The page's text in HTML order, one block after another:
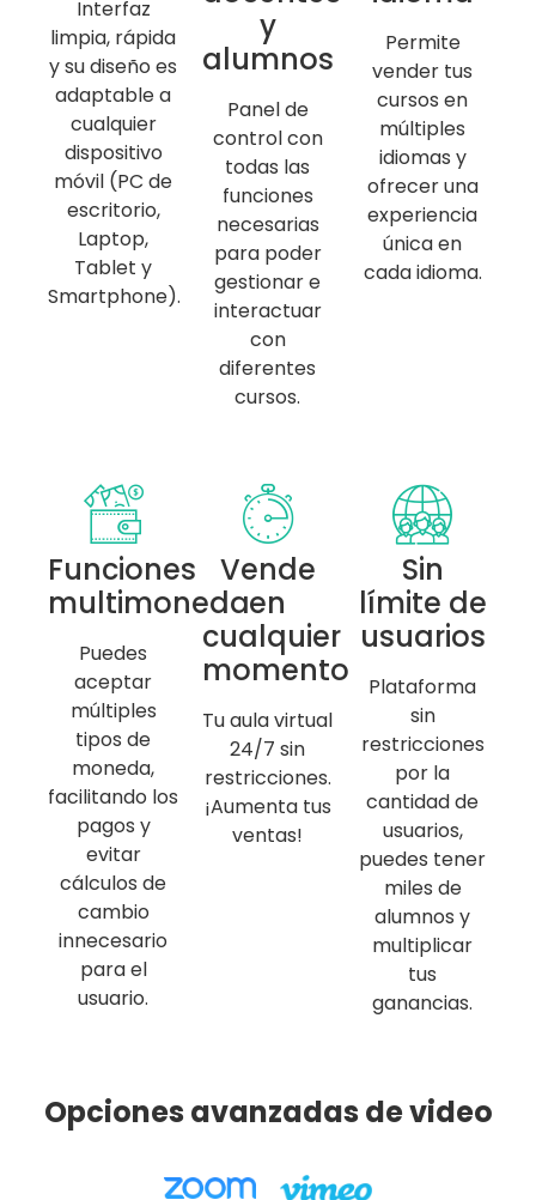
Interfaz
limpia, rápida
y su diseño es
adaptable a
cualquier
dispositivo
móvil (PC de
escritorio,
Laptop,
Tablet y
Smartphone).
y
alumnos
Panel de
control con
todas las
funciones
necesarias
para poder
gestionar e
interactuar
con
diferentes
cursos.
Permite
vender tus
cursos en
múltiples
idiomas y
ofrecer una
experiencia
única en
cada idioma.
Funciones
multimoneda
Puedes
aceptar
múltiples
tipos de
moneda,
facilitando los
pagos y
evitar
cálculos de
cambio
innecesario
para el
usuario.
Vende
en
cualquier
momento
Tu aula virtual
24/7 sin
restricciones.
¡Aumenta tus
ventas!
Sin
límite de
usuarios
Plataforma
sin
restricciones
por la
cantidad de
usuarios,
puedes tener
miles de
alumnos y
multiplicar
tus
ganancias.
Opciones avanzadas de video